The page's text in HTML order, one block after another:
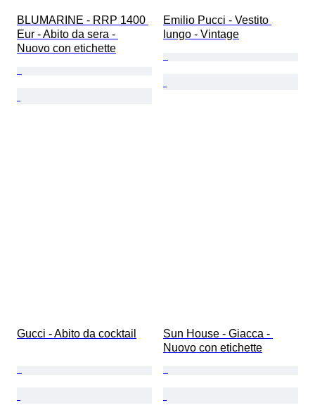
BLUMARINE - RRP 1400
Eur - Abito da sera -
Nuovo con etichette
Emilio Pucci - Vestito
lungo - Vintage
Gucci - Abito da cocktail
Sun House - Giacca -
Nuovo con etichette